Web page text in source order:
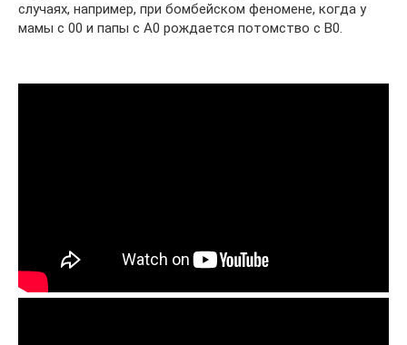
случаях, например, при бомбейском феномене, когда у
мамы с 00 и папы с A0 рождается потомство с B0.